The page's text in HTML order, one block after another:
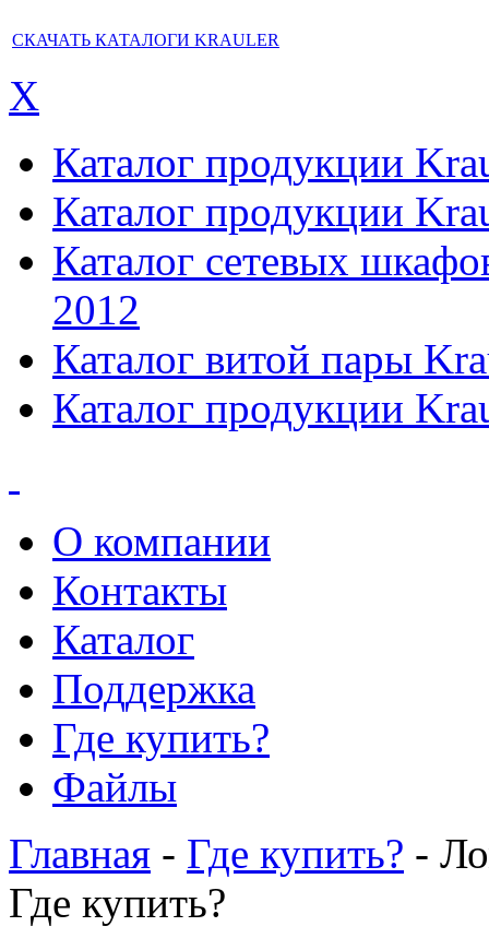
СКАЧАТЬ КАТАЛОГИ KRAULER
X
Каталог продукции
Каталог продукции
Каталог сетевых
2012
Каталог витой пары
Каталог продукции
О компании
Контакты
Каталог
Поддержка
Где купить?
Файлы
Главная - Где купить? -
Где купить?